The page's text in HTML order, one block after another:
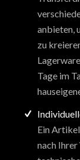
anbieten,
zu
Tage im
Ein
nach